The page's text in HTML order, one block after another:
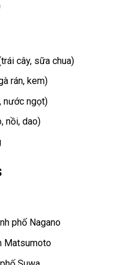
cây, sữa chua)
rán, kem)
nước ngọt)
nồi, dao)
phố Nagano
Matsumoto